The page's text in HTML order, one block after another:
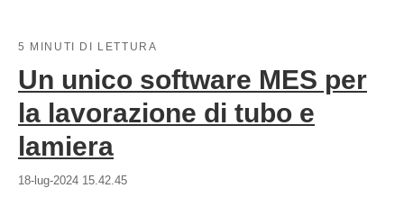
5 MINUTI DI LETTURA
Un unico software MES per
la lavorazione di tubo e
lamiera
18-lug-2024 15.42.45